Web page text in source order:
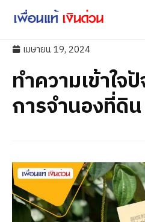
เมษายน 19, 2024
ทำความเข้าใ
การจำนองที่ดิน